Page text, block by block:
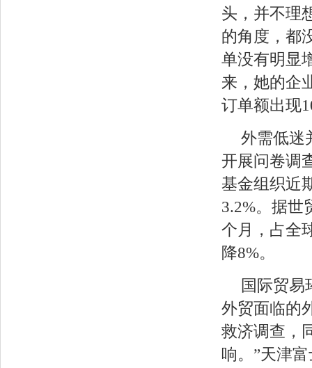
头，并不理
的角度，都
单没有明显
来，她的企
订单额出现
外需低迷
开展问卷调
基金组织近
3.2%。据世
个月，占全
降8%。
国际贸易
外贸面临的
救济调查，
响。”天津